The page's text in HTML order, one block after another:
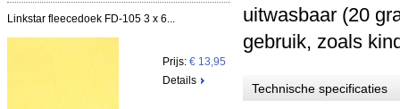
Linkstar fleecedoek FD-105 3 x 6...
Prijs: € 13,95
Details
uitwasbaar (20
gebruik, zoals
Technische specificaties